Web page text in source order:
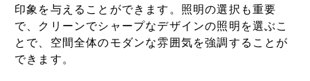
印象を与えることができます。照明の選択も重要
で、クリーンでシャープなデザインの照明を選ぶこ
とで、空間全体のモダンな雰囲気を強調することが
できます。